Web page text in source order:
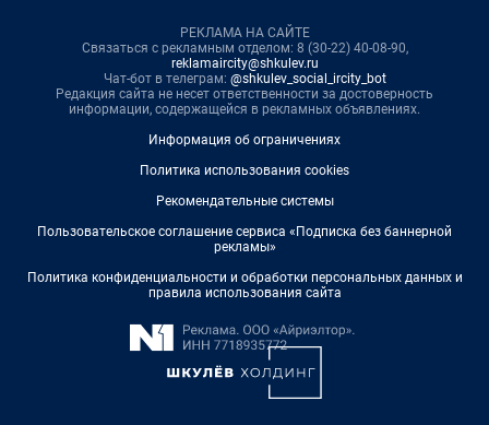
РЕКЛАМА НА САЙТЕ
Связаться с рекламным отделом: 8 (30-22) 40-08-90,
reklamaircity@shkulev.ru
Чат-бот в телеграм: @shkulev_social_ircity_bot
Редакция сайта не несет ответственности за достоверность
информации, содержащейся в рекламных объявлениях.
Информация об ограничениях
Политика использования cookies
Рекомендательные системы
Пользовательское соглашение сервиса «Подписка без баннерной
рекламы»
Политика конфиденциальности и обработки персональных данных и
правила использования сайта